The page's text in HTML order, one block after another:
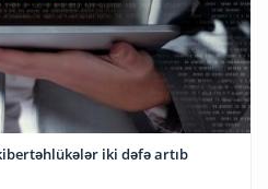
iki dəfə artıb